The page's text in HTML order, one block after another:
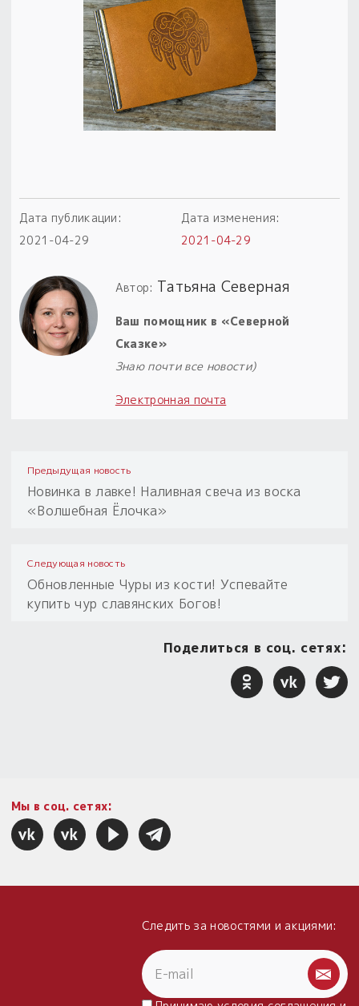
Товары недели
Безоплатная доставка
на заказ от 4 тыс. руб. со скидкой
Дата публикации:
2021-04-29
Дата изменения:
2021-04-29
Автор: Татьяна Северная
Ваш помощник в «Северной
Сказке»
Знаю почти все новости)
Электронная почта
Предыдущая новость
Новинка в лавке! Наливная свеча из воска
«Волшебная Ёлочка»
Следующая новость
Обновленные Чуры из кости! Успевайте
купить чур славянских Богов!
Поделиться в соц. сетях:
Мы в соц. сетях:
Следить за новостями и акциями: